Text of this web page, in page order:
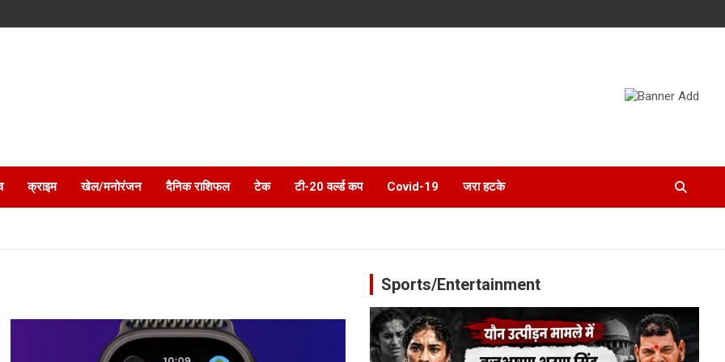
क्राइम खेल/मनोरंजन दैनिक राशिफल टेक टी-20 वर्ल्ड कप Covid-19 जरा हटके
Sports/Entertainment